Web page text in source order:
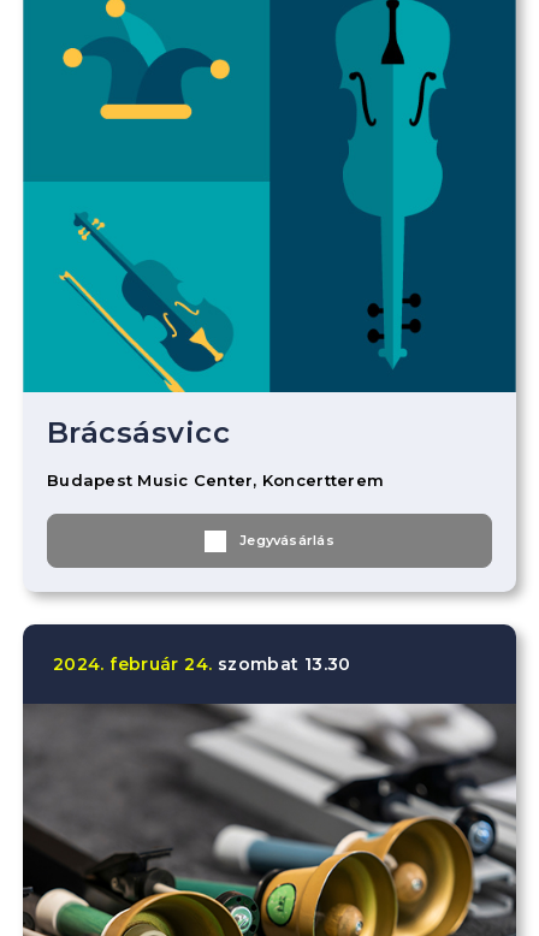
Brácsásvicc
Budapest Music Center, Koncertterem
Jegyvásárlás
2024. február 24. szombat 13.30